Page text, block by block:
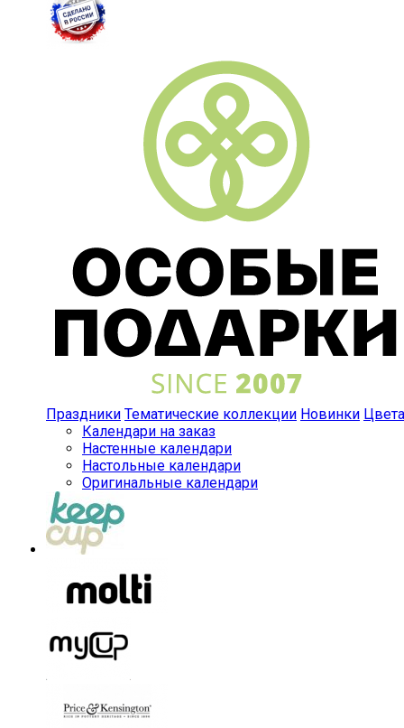
Праздники Тематические коллекции Новинки Цвета
Календари на заказ
Настенные календари
Настольные календари
Оригинальные календари